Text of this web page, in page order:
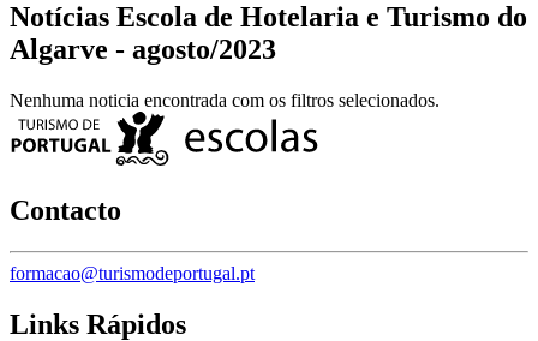
Notícias Escola de Hotelaria e Turismo do
Algarve - agosto/2023
Nenhuma noticia encontrada com os filtros selecionados.
Contacto
formacao@turismodeportugal.pt
Links Rápidos